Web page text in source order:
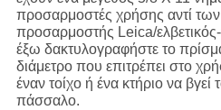
προσαρμοστές χρήσης αντί
προσαρμοστής Leica/
έξω δακτυλογραφήστε το
διάμετρο που επιτρέπει στο
έναν τοίχο ή ένα κτήριο να
πάσσαλο.